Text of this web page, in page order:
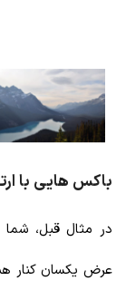
باکس هایی با
در مثال قبل، شما
عرض یکسان کنار